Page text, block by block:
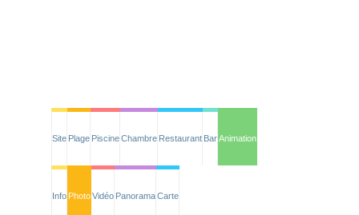
Site Plage PiscineChambre Restaurant BarAnimation
Info PhotoVidéo PanoramaCarte